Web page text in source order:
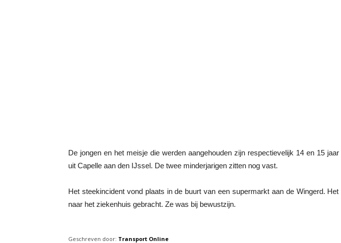
De jongen en het meisje die werden aangehouden zijn respectievelijk 14 en 15
uit Capelle aan den IJssel. De twee minderjarigen zitten nog vast.
Het steekincident vond plaats in de buurt van een supermarkt aan de Wingerd.
naar het ziekenhuis gebracht. Ze was bij bewustzijn.
Geschreven door: Transport Online